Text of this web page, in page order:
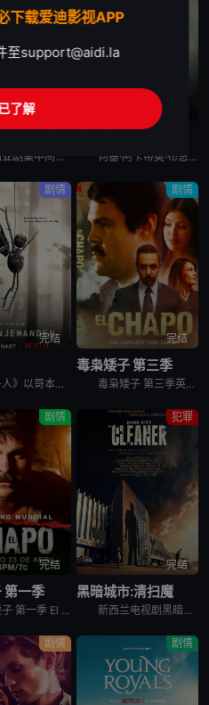
澳大利亚剧集中间人先生 第一季英文名为Mr Inbetween Season 1，Scott Ryan主创兼主演﹑Nash Edgerton执导的喜剧《中间人先生 Mr Inbetween》获FX 何塞·阿卡蒂奥·布恩迪亚和乌苏拉·伊瓜兰这对表兄妹不顾父母的反对结婚了，他们离开了村庄，踏上了寻找新家园的漫长旅程。在朋友和冒险家的陪伴下，他们最终在一条有史前石头的河岸旁建立了一座乌托邦小镇，并
剧情
完结
《栗子人》以哥本哈根宁静的郊外为背景，在十月份一个狂风大作的早晨，警察发现了一件恐怖的事情。一名年轻女子在操场被残忍谋杀，并且她的一只手不见了。她的身旁放了一个用栗子做成的小人。雄心勃勃的年轻侦探
剧情
完结
毒枭矮子 第三季
毒枭矮子 第三季英文名为El Chapo Season 3，是2018年墨西哥剧情剧集。The DEA is alarmed by the expansive growth of El Chapo
剧情
完结
第一季
毒枭矮子 第一季 El Chapo Season 1是剧情类剧集，记录了恶名昭彰的墨西哥毒枭“矮子”华金·古斯曼崛起、被捕和逃脱的真实故事。
犯罪
完结
黑暗城市:清扫魔
新西兰电视剧黑暗城市:清扫魔英文名为Dark City: The Cleaner，是根据Paul Cleave的小说《清掃魔》（The Cleaner）改编。
剧情 剧情
下载爱迪影视APP
至support@aidi.la
了解